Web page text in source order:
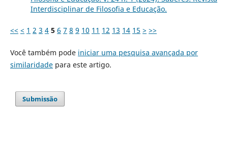
Interdisciplinar de Filosofia e Educação.
<< < 1 2 3 4 5 6 7 8 9 10 11 12 13 14 15 > >>
Você também pode iniciar uma pesquisa avançada por
similaridadepara este artigo.
Submissão